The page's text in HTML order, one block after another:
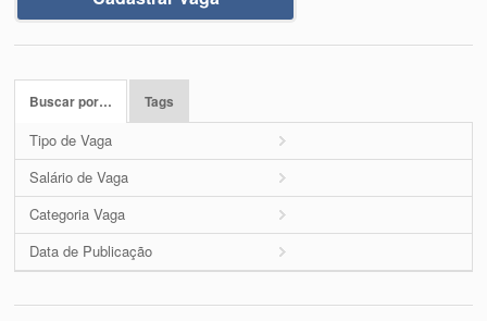
Buscar por… Tags
Tipo de Vaga
Salário de Vaga
Categoria Vaga
Data de Publicação